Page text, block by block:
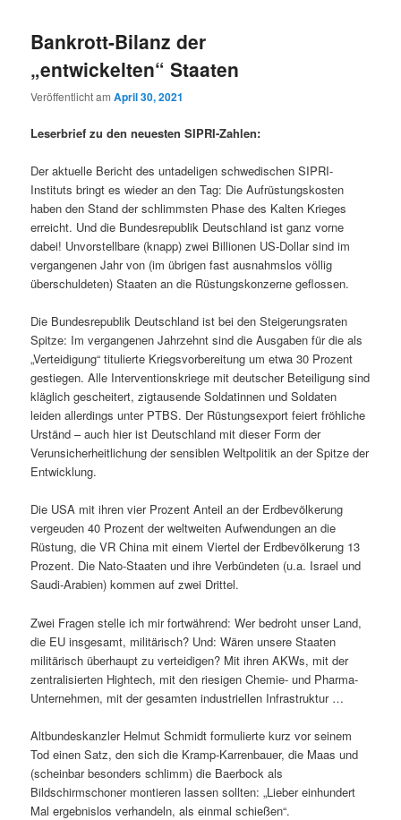
Bankrott-Bilanz der
„entwickelten“ Staaten
Veröffentlicht amApril 30, 2021
Leserbrief zu den neuesten SIPRI-Zahlen:
Der aktuelle Bericht des untadeligen schwedischen SIPRI-
Instituts bringt es wieder an den Tag: Die Aufrüstungskosten
haben den Stand der schlimmsten Phase des Kalten Krieges
erreicht. Und die Bundesrepublik Deutschland ist ganz vorne
dabei! Unvorstellbare (knapp) zwei Billionen US-Dollar sind im
vergangenen Jahr von (im übrigen fast ausnahmslos völlig
überschuldeten) Staaten an die Rüstungskonzerne geflossen.
Die Bundesrepublik Deutschland ist bei den Steigerungsraten
Spitze: Im vergangenen Jahrzehnt sind die Ausgaben für die als
„Verteidigung“ titulierte Kriegsvorbereitung um etwa 30 Prozent
gestiegen. Alle Interventionskriege mit deutscher Beteiligung sind
kläglich gescheitert, zigtausende Soldatinnen und Soldaten
leiden allerdings unter PTBS. Der Rüstungsexport feiert fröhliche
Urständ – auch hier ist Deutschland mit dieser Form der
Verunsicherheitlichung der sensiblen Weltpolitik an der Spitze der
Entwicklung.
Die USA mit ihren vier Prozent Anteil an der Erdbevölkerung
vergeuden 40 Prozent der weltweiten Aufwendungen an die
Rüstung, die VR China mit einem Viertel der Erdbevölkerung 13
Prozent. Die Nato-Staaten und ihre Verbündeten (u.a. Israel und
Saudi-Arabien) kommen auf zwei Drittel.
Zwei Fragen stelle ich mir fortwährend: Wer bedroht unser Land,
die EU insgesamt, militärisch? Und: Wären unsere Staaten
militärisch überhaupt zu verteidigen? Mit ihren AKWs, mit der
zentralisierten Hightech, mit den riesigen Chemie- und Pharma-
Unternehmen, mit der gesamten industriellen Infrastruktur …
Altbundeskanzler Helmut Schmidt formulierte kurz vor seinem
Tod einen Satz, den sich die Kramp-Karrenbauer, die Maas und
(scheinbar besonders schlimm) die Baerbock als
Bildschirmschoner montieren lassen sollten: „Lieber einhundert
Mal ergebnislos verhandeln, als einmal schießen“.